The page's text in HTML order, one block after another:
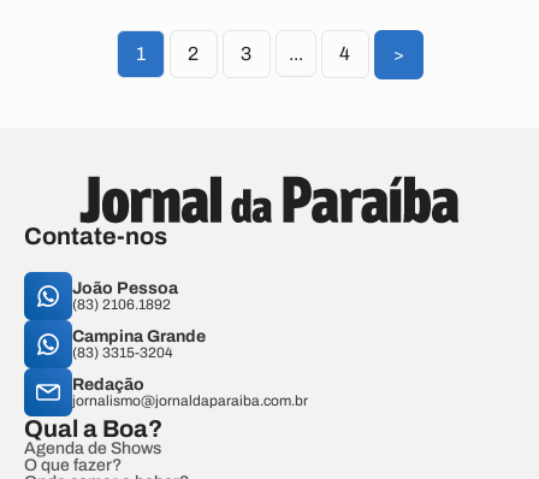
1 2 3 ... 4 >
Contate-nos
João Pessoa
(83) 2106.1892
Campina Grande
(83) 3315-3204
Redação
jornalismo@jornaldaparaiba.com.br
Qual a Boa?
Agenda de Shows
O que fazer?